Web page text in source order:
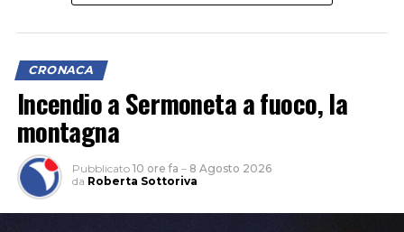
CRONACA
Incendio a Sermoneta a fuoco, la
montagna
Pubblicato 10 ore fa – 8 Agosto 2026
da Roberta Sottoriva